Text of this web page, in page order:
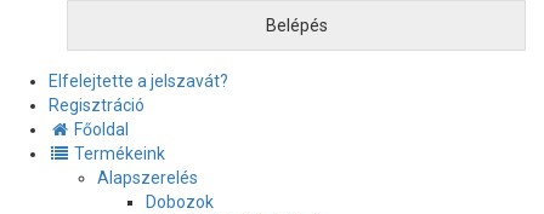
Belépés
Elfelejtette a jelszavát?
Regisztráció
Főoldal
Termékeink
Alapszerelés
Dobozok